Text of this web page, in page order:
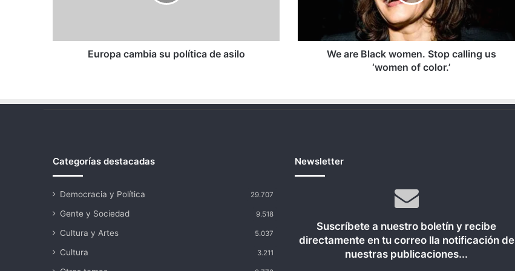
Europa cambia su política de asilo
of
We are Black women. Stop calling us
‘women of color.’
Categorías destacadas
Democracia y Política 29.707
Gente y Sociedad 9.518
Cultura y Artes 5.037
Cultura 3.211
Newsletter
Suscríbete a nuestro boletín y recibe
directamente en tu correo lla notificación de
nuestras publicaciones...